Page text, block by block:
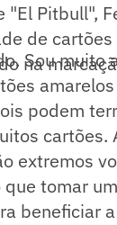
"El Pitbull",
de
na
Sou muito
podem
cartões.
extremos
tomar
beneficiar